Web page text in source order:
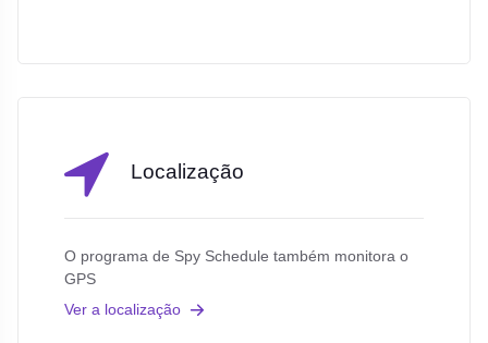
Localização
O programa de Spy Schedule também monitora o
GPS
Ver a localização